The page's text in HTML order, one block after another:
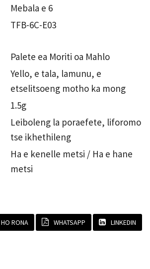
Mebala e 6
TFB-6C-E03
Palete ea Moriti oa Mahlo
Yello, e tala, lamunu, e
etselitsoeng motho ka mong
1.5g
Leiboleng la poraefete, liforomo
tse ikhethileng
Ha e kenelle metsi / Ha e hane
metsi
RONA WHATSAPP LINKEDIN